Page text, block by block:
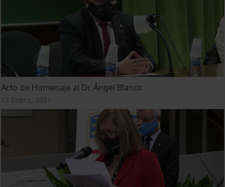
Acto de Homenaje al Dr. Ángel Blanco
13 Enero, 2021